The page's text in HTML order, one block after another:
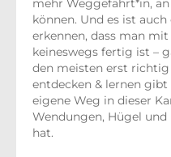
mehr Weggefährt*in,
können. Und es ist
erkennen, dass man
keineswegs fertig ist –
den meisten erst richtig
entdecken & lernen gibt
eigene Weg in dieser
Wendungen, Hügel
hat.